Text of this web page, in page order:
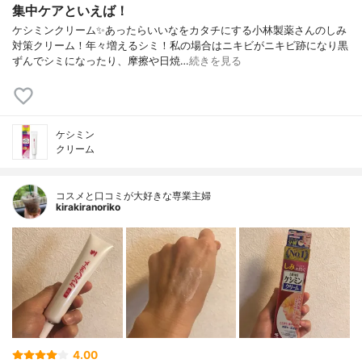
集中ケアといえば！
ケシミンクリーム✨あったらいいなをカタチにする小林製薬さんのしみ
対策クリーム！年々増えるシミ！私の場合はニキビがニキビ跡になり黒
ずんでシミになったり、摩擦や日焼…続きを見る
ケシミン
クリーム
コスメと口コミが大好きな専業主婦
kirakiranoriko
4.00